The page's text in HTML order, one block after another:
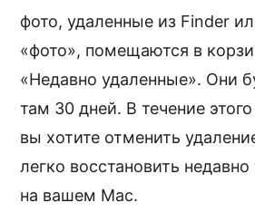
фото, удаленные из Finder
«фото», помещаются в
«Недавно удаленные». Они
там 30 дней. В течение
вы хотите отменить
легко восстановить
на вашем Mac.